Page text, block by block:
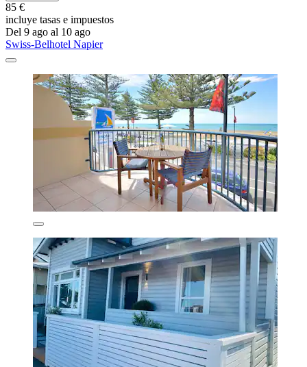
85 €
incluye tasas e impuestos
Del 9 ago al 10 ago
Swiss-Belhotel Napier